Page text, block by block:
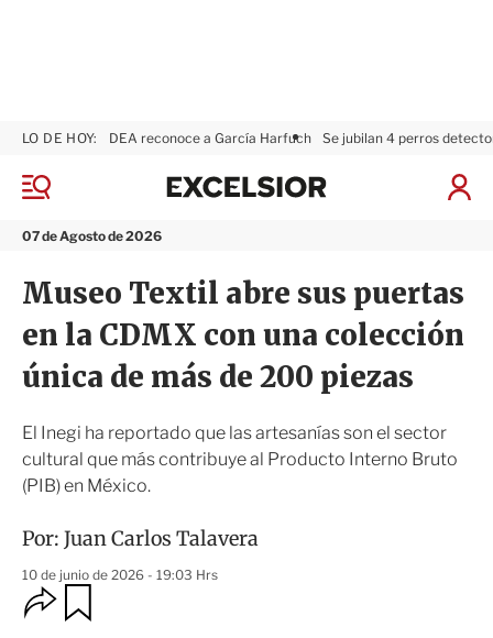
M
n
07 de Agosto de 2026
LO DE HOY: DEA reconoce a García Harfuch Se jubilan 4 perros
I
a
S
x
i
r
Museo Textil abre sus puertas
en la CDMX con una colección
única de más de 200 piezas
El Inegi ha reportado que las artesanías son el sector
cultural que más contribuye al Producto Interno Bruto
(PIB) en México.
Por: Juan Carlos Talavera
10 de junio de 2026 - 19:03 Hrs
O
p